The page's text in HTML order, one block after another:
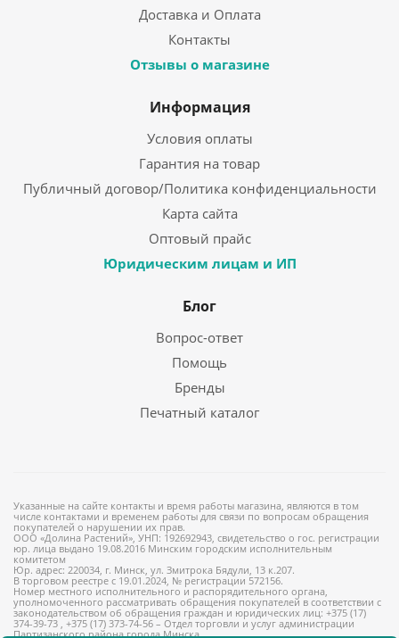
Доставка и Оплата
Контакты
Отзывы о магазине
Информация
Условия оплаты
Гарантия на товар
Публичный договор/Политика конфиденциальности
Карта сайта
Оптовый прайс
Юридическим лицам и ИП
Блог
Вопрос-ответ
Помощь
Бренды
Печатный каталог
Указанные на сайте контакты и время работы магазина, являются в том
числе контактами и временем работы для связи по вопросам обращения
покупателей о нарушении их прав.
ООО «Долина Растений», УНП: 192692943, свидетельство о гос. регистрации
юр. лица выдано 19.08.2016 Минским городским исполнительным
комитетом
Юр. адрес: 220034, г. Минск, ул. Змитрока Бядули, 13 к.207.
В торговом реестре с 19.01.2024, № регистрации 572156.
Номер местного исполнительного и распорядительного органа,
уполномоченного рассматривать обращения покупателей в соответствии с
законодательством об обращения граждан и юридических лиц: +375 (17)
374-39-73 , +375 (17) 373-74-56 – Отдел торговли и услуг администрации
Партизанского района города Минска